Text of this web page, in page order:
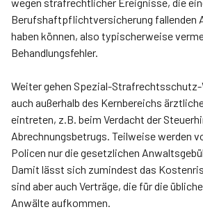
Berufshaftpflichtversicherung fallenden
haben können, also typischerweise
Behandlungsfehler.
Weiter gehen Spezial-Strafrechtsschutz-
auch außerhalb des Kernbereichs
eintreten, z.B. beim Verdacht der
Abrechnungsbetrugs. Teilweise werden
Policen nur die gesetzlichen
Damit lässt sich zumindest das
sind aber auch Verträge, die für die
Anwälte aufkommen.